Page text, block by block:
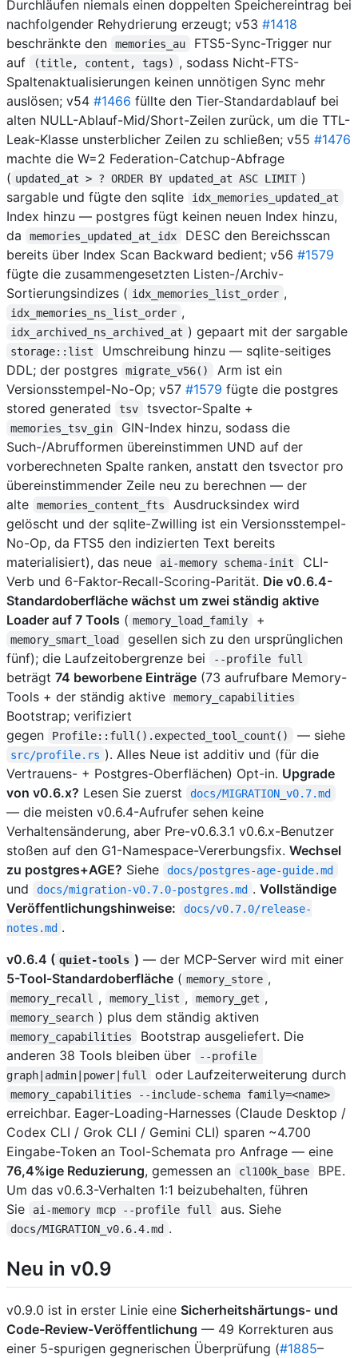
Durchläufen niemals einen doppelten Speichereintrag bei
nachfolgender Rehydrierung erzeugt; v53 #1418
beschränkte den
memories_au
FTS5-Sync-Trigger nur
auf
(title, content, tags) , sodass Nicht-FTS-
Spaltenaktualisierungen keinen unnötigen Sync mehr
auslösen; v54 #1466 füllte den Tier-Standardablauf bei
alten NULL-Ablauf-Mid/Short-Zeilen zurück, um die TTL-
Leak-Klasse unsterblicher Zeilen zu schließen; v55 #1476
machte die W=2 Federation-Catchup-Abfrage
( updated_at > ? ORDER BY updated_at ASC LIMIT )
sargable und fügte den sqlite
idx_memories_updated_at
Index hinzu — postgres fügt keinen neuen Index hinzu,
da
memories_updated_at_idx
DESC den Bereichsscan
bereits über Index Scan Backward bedient; v56 #1579
fügte die zusammengesetzten Listen-/Archiv-
Sortierungsindizes ( idx_memories_list_order ,
idx_memories_ns_list_order ,
idx_archived_ns_archived_at ) gepaart mit der sargable
storage::list
Umschreibung hinzu — sqlite-seitiges
DDL; der postgres
migrate_v56()
Arm ist ein
Versionsstempel-No-Op; v57 #1579 fügte die postgres
stored generated
tsv tsvector-Spalte +
memories_tsv_gin
GIN-Index hinzu, sodass die
Such-/Abrufformen übereinstimmen UND auf der
vorberechneten Spalte ranken, anstatt den tsvector pro
übereinstimmender Zeile neu zu berechnen — der
alte
memories_content_fts
Ausdrucksindex wird
gelöscht und der sqlite-Zwilling ist ein Versionsstempel-
No-Op, da FTS5 den indizierten Text bereits
materialisiert), das neue
ai-memory schema-init
CLI-
Verb und 6-Faktor-Recall-Scoring-Parität. Die v0.6.4-
Standardoberfläche wächst um zwei ständig aktive
Loader auf 7 Tools ( memory_load_family +
memory_smart_load
gesellen sich zu den ursprünglichen
fünf); die Laufzeitobergrenze bei
--profile full
beträgt 74 beworbene Einträge (73 aufrufbare Memory-
Tools + der ständig aktive
memory_capabilities
Bootstrap; verifiziert
gegen
Profile::full().expected_tool_count() — siehe
src/profile.rs ). Alles Neue ist additiv und (für die
Vertrauens- + Postgres-Oberflächen) Opt-in. Upgrade
von v0.6.x? Lesen Sie zuerst docs/MIGRATION_v0.7.md
— die meisten v0.6.4-Aufrufer sehen keine
Verhaltensänderung, aber Pre-v0.6.3.1 v0.6.x-Benutzer
stoßen auf den G1-Namespace-Vererbungsfix. Wechsel
zu postgres+AGE? Siehe docs/postgres-age-guide.md
und docs/migration-v0.7.0-postgres.md . Vollständige
Veröffentlichungshinweise:
docs/v0.7.0/release-
notes.md .
v0.6.4 ( quiet-tools ) — der MCP-Server wird mit einer
5-Tool-Standardoberfläche ( memory_store ,
memory_recall , memory_list , memory_get ,
memory_search ) plus dem ständig aktiven
memory_capabilities
Bootstrap ausgeliefert. Die
anderen 38 Tools bleiben über
--profile
graph|admin|power|full
oder Laufzeiterweiterung durch
memory_capabilities --include-schema family=<name>
erreichbar. Eager-Loading-Harnesses (Claude Desktop /
Codex CLI / Grok CLI / Gemini CLI) sparen ~4.700
Eingabe-Token an Tool-Schemata pro Anfrage — eine
76,4%ige Reduzierung, gemessen an cl100k_base
BPE.
Um das v0.6.3-Verhalten 1:1 beizubehalten, führen
Sie
ai-memory mcp --profile full aus. Siehe
docs/MIGRATION_v0.6.4.md .
Neu in v0.9
v0.9.0 ist in erster Linie eine Sicherheitshärtungs- und
Code-Review-Veröffentlichung — 49 Korrekturen aus
einer 5-spurigen gegnerischen Überprüfung (#1885–